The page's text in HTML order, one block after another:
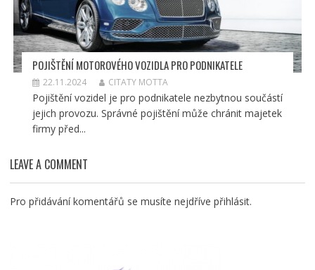
POJIŠTĚNÍ MOTOROVÉHO VOZIDLA PRO PODNIKATELE
22.11.2024 CITATY MOTTA
Pojištění vozidel je pro podnikatele nezbytnou součástí
jejich provozu. Správné pojištění může chránit majetek
firmy před...
LEAVE A COMMENT
Pro přidávání komentářů se musíte nejdříve přihlásit.